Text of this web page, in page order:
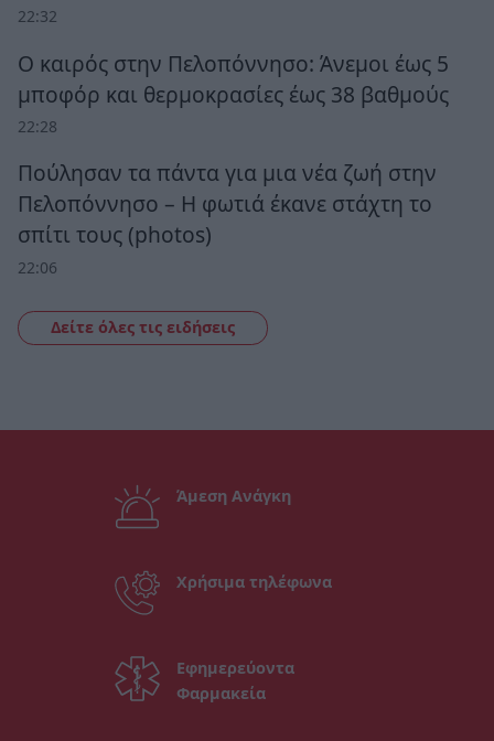
22:32
Ο καιρός στην Πελοπόννησο: Άνεμοι έως 5
μποφόρ και θερμοκρασίες έως 38 βαθμούς
22:28
Πούλησαν τα πάντα για μια νέα ζωή στην
Πελοπόννησο – Η φωτιά έκανε στάχτη το
σπίτι τους (photos)
22:06
Δείτε όλες τις ειδήσεις
Άμεση Ανάγκη
Χρήσιμα τηλέφωνα
Εφημερεύοντα
Φαρμακεία